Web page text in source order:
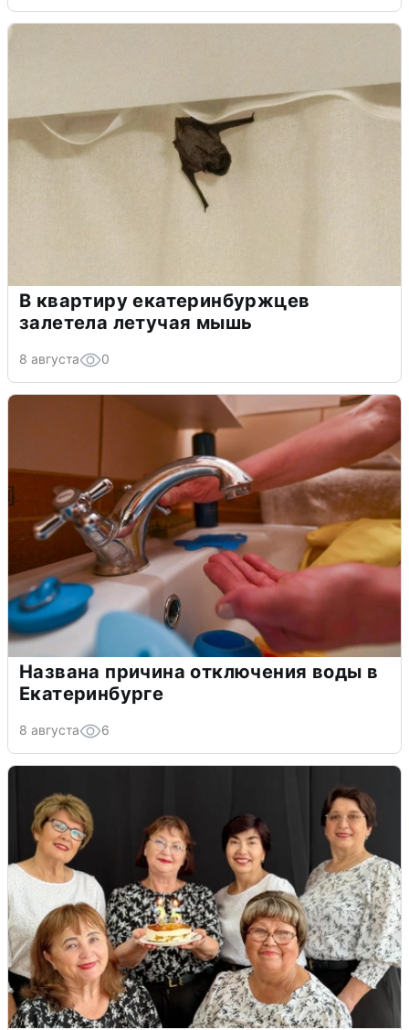
В квартиру екатеринбуржцев
залетела летучая мышь
8 августа 0
Названа причина отключения воды в
Екатеринбурге
8 августа 6